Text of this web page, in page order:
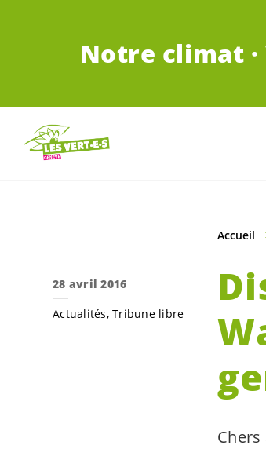
Notre climat
Accueil
28 avril 2016
Actualités Tribune libre